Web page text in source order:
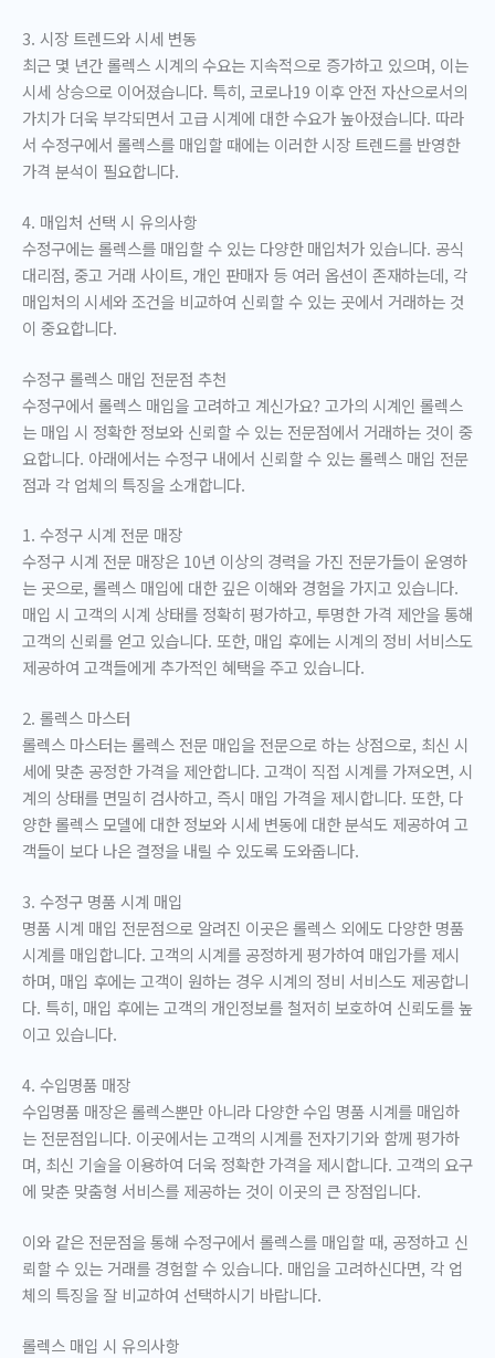
3. 시장 트렌드와 시세 변동
최근 몇 년간 롤렉스 시계의 수요는 지속적으로 증가하고 있으며, 이는
시세 상승으로 이어졌습니다. 특히, 코로나19 이후 안전 자산으로서의
가치가 더욱 부각되면서 고급 시계에 대한 수요가 높아졌습니다. 따라
서 수정구에서 롤렉스를 매입할 때에는 이러한 시장 트렌드를 반영한
가격 분석이 필요합니다.
4. 매입처 선택 시 유의사항
수정구에는 롤렉스를 매입할 수 있는 다양한 매입처가 있습니다. 공식
대리점, 중고 거래 사이트, 개인 판매자 등 여러 옵션이 존재하는데, 각
매입처의 시세와 조건을 비교하여 신뢰할 수 있는 곳에서 거래하는 것
이 중요합니다.
수정구 롤렉스 매입 전문점 추천
수정구에서 롤렉스 매입을 고려하고 계신가요? 고가의 시계인 롤렉스
는 매입 시 정확한 정보와 신뢰할 수 있는 전문점에서 거래하는 것이 중
요합니다. 아래에서는 수정구 내에서 신뢰할 수 있는 롤렉스 매입 전문
점과 각 업체의 특징을 소개합니다.
1. 수정구 시계 전문 매장
수정구 시계 전문 매장은 10년 이상의 경력을 가진 전문가들이 운영하
는 곳으로, 롤렉스 매입에 대한 깊은 이해와 경험을 가지고 있습니다.
매입 시 고객의 시계 상태를 정확히 평가하고, 투명한 가격 제안을 통해
고객의 신뢰를 얻고 있습니다. 또한, 매입 후에는 시계의 정비 서비스도
제공하여 고객들에게 추가적인 혜택을 주고 있습니다.
2. 롤렉스 마스터
롤렉스 마스터는 롤렉스 전문 매입을 전문으로 하는 상점으로, 최신 시
세에 맞춘 공정한 가격을 제안합니다. 고객이 직접 시계를 가져오면, 시
계의 상태를 면밀히 검사하고, 즉시 매입 가격을 제시합니다. 또한, 다
양한 롤렉스 모델에 대한 정보와 시세 변동에 대한 분석도 제공하여 고
객들이 보다 나은 결정을 내릴 수 있도록 도와줍니다.
3. 수정구 명품 시계 매입
명품 시계 매입 전문점으로 알려진 이곳은 롤렉스 외에도 다양한 명품
시계를 매입합니다. 고객의 시계를 공정하게 평가하여 매입가를 제시
하며, 매입 후에는 고객이 원하는 경우 시계의 정비 서비스도 제공합니
다. 특히, 매입 후에는 고객의 개인정보를 철저히 보호하여 신뢰도를 높
이고 있습니다.
4. 수입명품 매장
수입명품 매장은 롤렉스뿐만 아니라 다양한 수입 명품 시계를 매입하
는 전문점입니다. 이곳에서는 고객의 시계를 전자기기와 함께 평가하
며, 최신 기술을 이용하여 더욱 정확한 가격을 제시합니다. 고객의 요구
에 맞춘 맞춤형 서비스를 제공하는 것이 이곳의 큰 장점입니다.
이와 같은 전문점을 통해 수정구에서 롤렉스를 매입할 때, 공정하고 신
뢰할 수 있는 거래를 경험할 수 있습니다. 매입을 고려하신다면, 각 업
체의 특징을 잘 비교하여 선택하시기 바랍니다.
롤렉스 매입 시 유의사항